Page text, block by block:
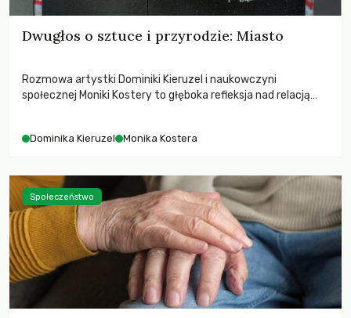
Dwugłos o sztuce i przyrodzie: Miasto
Rozmowa artystki Dominiki Kieruzel i naukowczyni
społecznej Moniki Kostery to głęboka refleksja nad relacją
Dominika Kieruzel Monika Kostera
Społeczeństwo